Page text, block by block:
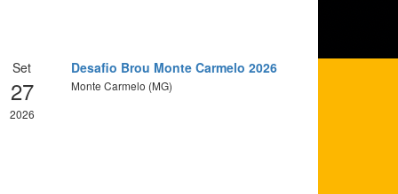
Set
27
2026
Desafio Brou Monte Carmelo 2026
Monte Carmelo (MG)